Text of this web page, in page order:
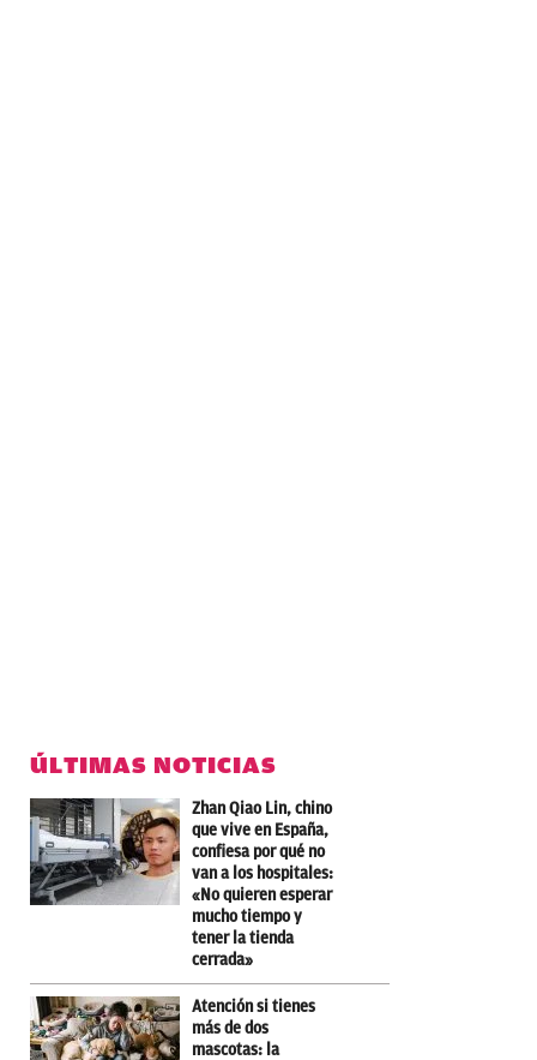
ÚLTIMAS NOTICIAS
Zhan Qiao Lin, chino
que vive en España,
confiesa por qué no
van a los hospitales:
«No quieren esperar
mucho tiempo y
tener la tienda
cerrada»
Atención si tienes
más de dos
mascotas: la